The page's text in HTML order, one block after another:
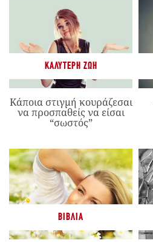
ΚΑΛΎΤΕΡΗ ΖΩΉ
Κάποια στιγμή κουράζεσαι
να προσπαθείς να είσαι
“σωστός”
ΒΙΒΛΊΑ